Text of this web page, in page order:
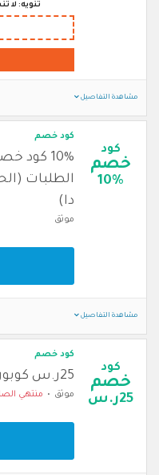
تنويه: لا
مشاهدة التفاصيل
كود
خصم
10%
كود خصم
10%
دا)
موثق
مشاهدة التفاصيل
كود
خصم
25ر.س
كود خصم
25ر.س كوبون خصم فورديل على كل طلب
موثق منتهي